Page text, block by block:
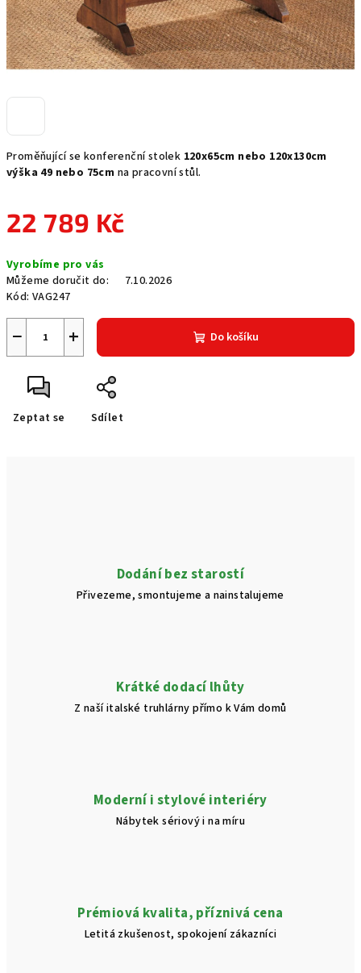
Proměňující se konferenční stolek 120x65cm nebo 120x130cm
výška 49 nebo 75cm na pracovní stůl.
22 789 Kč
cena:
Vyrobíme pro vás
Můžeme doručit do:
7.10.2026
Kód: VAG247
+
− Do košíku
Zeptat se Sdílet
Dodání bez starostí
Přivezeme, smontujeme a nainstalujeme
Krátké dodací lhůty
Z naší italské truhlárny přímo k Vám domů
Moderní i stylové interiéry
Nábytek sériový i na míru
Prémiová kvalita, příznivá cena
Letitá zkušenost, spokojení zákazníci